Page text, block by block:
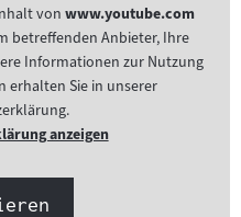
von www.youtube.com
betreffenden Anbieter, Ihre
Informationen zur Nutzung
Sie in unserer
anzeigen